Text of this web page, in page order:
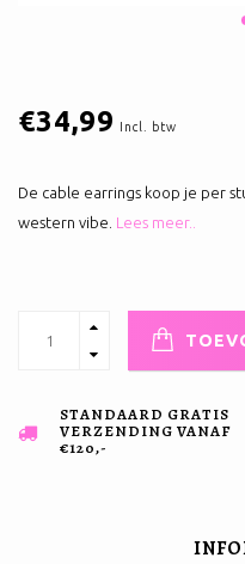
€34,99 Incl. btw
De cable earrings koop je per
western vibe. Lees meer..
STANDAARD GRATIS
VERZENDING VANAF
€120,-